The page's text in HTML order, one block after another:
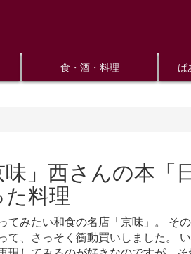
食・酒・料理 ば
味」西さんの本
料理
てみたい和食の名店「京味」。 そ
て、さっそく衝動買いしました。